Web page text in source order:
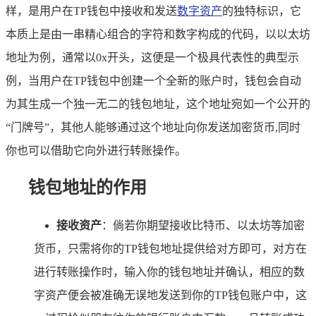
样，是用户在TP钱包中接收和发送数字资产的独特标识，它
本质上是由一串精心组合的字符和数字构成的代码，以以太坊
地址为例，通常以0x开头，这便是一个极具代表性的典型示
例，当用户在TP钱包中创建一个全新的账户时，钱包会自动
为其生成一个独一无二的钱包地址，这个地址宛如一个公开的
“门牌号”，其他人能够通过这个地址向你发送加密货币,同时
你也可以借助它向外进行转账操作。
钱包地址的作用
接收资产：倘若你期望接收比特币、以太坊等加密
货币，只需将你的TP钱包地址提供给对方即可，对方在
进行转账操作时，输入你的钱包地址并确认，相应的数
字资产便会被准确无误地发送到你的TP钱包账户中，这